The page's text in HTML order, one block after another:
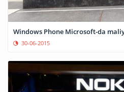
Windows Phone Microsoft-da
30-06-2015